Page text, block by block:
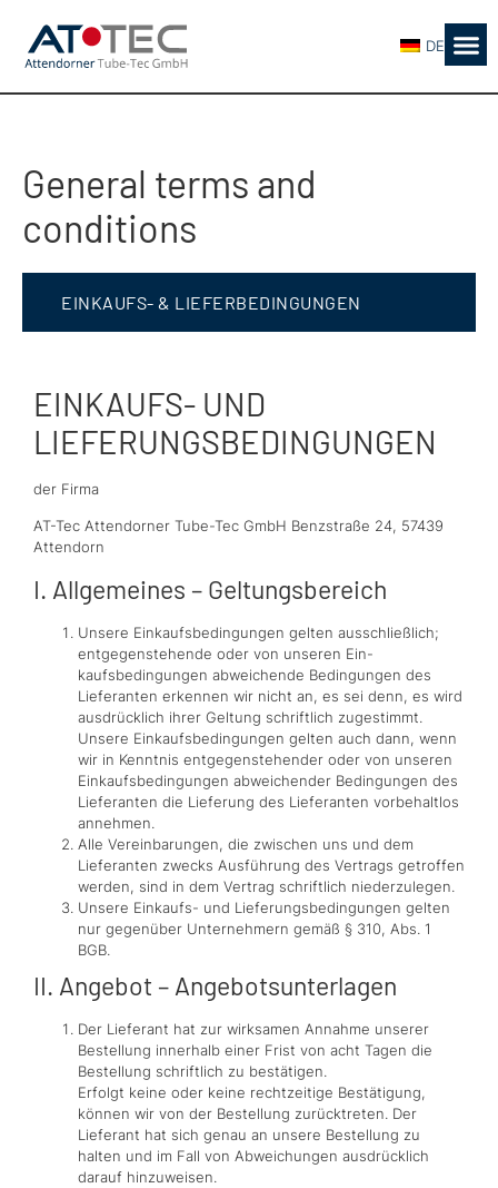
DE
General terms and
conditions
EINKAUFS- & LIEFERBEDINGUNGEN
EINKAUFS- UND
LIEFERUNGSBEDINGUNGEN
der Firma
AT-Tec Attendorner Tube-Tec GmbH Benzstraße 24, 57439
Attendorn
I. Allgemeines – Geltungsbereich
Unsere Einkaufsbedingungen gelten ausschließlich;
entgegenstehende oder von unseren Ein-
kaufsbedingungen abweichende Bedingungen des
Lieferanten erkennen wir nicht an, es sei denn, es wird
ausdrücklich ihrer Geltung schriftlich zugestimmt.
Unsere Einkaufsbedingungen gelten auch dann, wenn
wir in Kenntnis entgegenstehender oder von unseren
Einkaufsbedingungen abweichender Bedingungen des
Lieferanten die Lieferung des Lieferanten vorbehaltlos
annehmen.
Alle Vereinbarungen, die zwischen uns und dem
Lieferanten zwecks Ausführung des Vertrags getroffen
werden, sind in dem Vertrag schriftlich niederzulegen.
Unsere Einkaufs- und Lieferungsbedingungen gelten
nur gegenüber Unternehmern gemäß § 310, Abs. 1
BGB.
II. Angebot – Angebotsunterlagen
Der Lieferant hat zur wirksamen Annahme unserer
Bestellung innerhalb einer Frist von acht Tagen die
Bestellung schriftlich zu bestätigen.
Erfolgt keine oder keine rechtzeitige Bestätigung,
können wir von der Bestellung zurücktreten. Der
Lieferant hat sich genau an unsere Bestellung zu
halten und im Fall von Abweichungen ausdrücklich
darauf hinzuweisen.